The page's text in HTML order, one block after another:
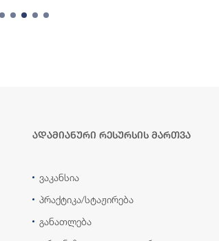
ადამიანური რესურსის მართვა
ვაკანსია
პრაქტიკა/სტაჟირება
განათლება